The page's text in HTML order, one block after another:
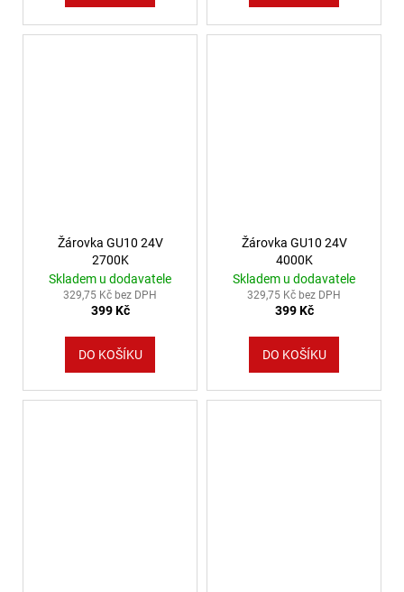
Žárovka GU10 24V
2700K
Skladem u dodavatele
329,75 Kč bez DPH
399 Kč
DO KOŠÍKU
Žárovka GU10 24V
4000K
Skladem u dodavatele
329,75 Kč bez DPH
399 Kč
DO KOŠÍKU